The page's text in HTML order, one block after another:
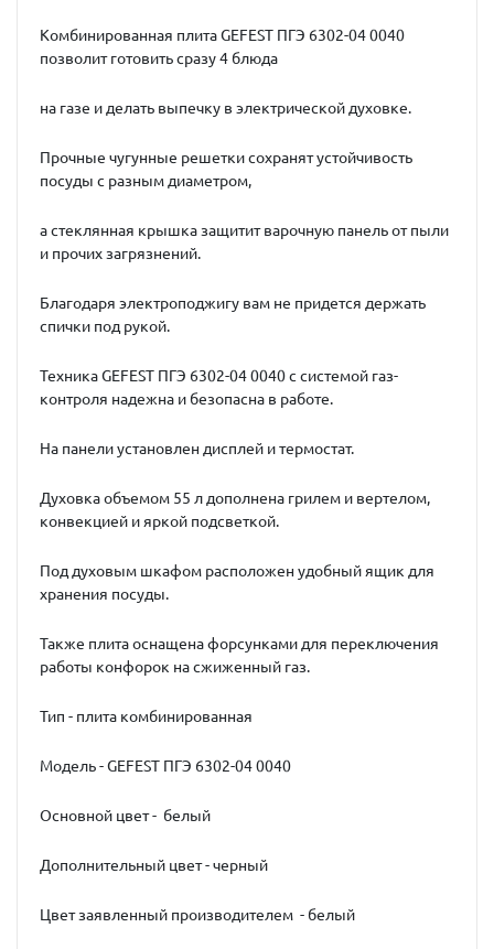
Комбинированная плита GEFEST ПГЭ 6302-04 0040
позволит готовить сразу 4 блюда
на газе и делать выпечку в электрической духовке.
Прочные чугунные решетки сохранят устойчивость
посуды с разным диаметром,
а стеклянная крышка защитит варочную панель от пыли
и прочих загрязнений.
Благодаря электроподжигу вам не придется держать
спички под рукой.
Техника GEFEST ПГЭ 6302-04 0040 с системой газ-
контроля надежна и безопасна в работе.
На панели установлен дисплей и термостат.
Духовка объемом 55 л дополнена грилем и вертелом,
конвекцией и яркой подсветкой.
Под духовым шкафом расположен удобный ящик для
хранения посуды.
Также плита оснащена форсунками для переключения
работы конфорок на сжиженный газ.
Тип - плита комбинированная
Модель - GEFEST ПГЭ 6302-04 0040
Основной цвет - белый
Дополнительный цвет - черный
Цвет заявленный производителем - белый